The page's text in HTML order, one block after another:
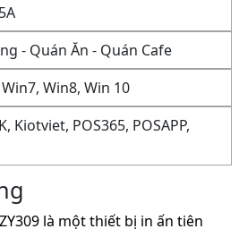
- Quán Ăn - Quán Cafe
Win7, Win8, Win 10
Kiotviet, POS365, POSAPP,
là một thiết bị in ấn tiên